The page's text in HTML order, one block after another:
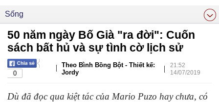
Sống
50 năm ngày Bố Già "ra đời": Cuốn
sách bất hủ và sự tình cờ lịch sử
0
|
Theo Bình Bồng Bột - Thiết kế:
Jordy
|
21:52
14/07/2019
Dù đã đọc qua kiệt tác của Mario Puzo hay chưa, có